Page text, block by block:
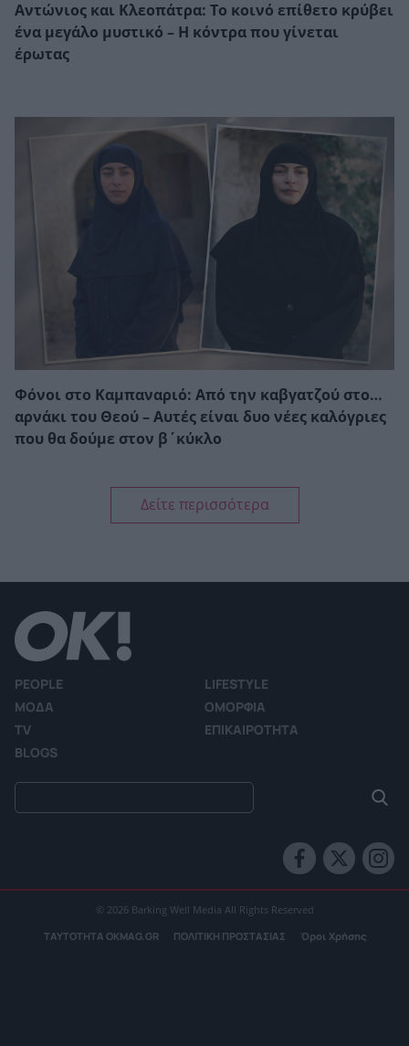
Αντώνιος και Κλεοπάτρα: Το κοινό επίθετο κρύβει
ένα μεγάλο μυστικό – Η κόντρα που γίνεται
έρωτας
Φόνοι στο Καμπαναριό: Από την καβγατζού στο…
αρνάκι του Θεού – Αυτές είναι δυο νέες καλόγριες
που θα δούμε στον β΄κύκλο
Δείτε περισσότερα
PEOPLE
LIFESTYLE
ΜΟΔΑ
ΟΜΟΡΦΙΑ
TV
ΕΠΙΚΑΙΡΟΤΗΤΑ
BLOGS
© 2026 Barking Well Media All Rights Reserved
ΤΑΥΤΟΤΗΤΑ OKMAG.GR ΠΟΛΙΤΙΚΗ ΠΡΟΣΤΑΣΙΑΣ Όροι Χρήσης